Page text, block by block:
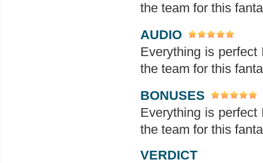
the team for this
AUDIO
Everything is
the team for this
BONUSES
Everything is
the team for this
VERDICT